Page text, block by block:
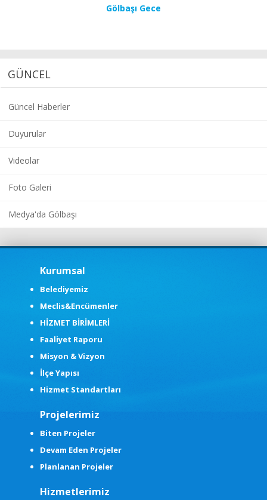
Gölbaşı Gece
GÜNCEL
Güncel Haberler
Duyurular
Videolar
Foto Galeri
Medya'da Gölbaşı
Kurumsal
Belediyemiz
Meclis&Encümenler
HİZMET BİRİMLERİ
Faaliyet Raporu
Misyon & Vizyon
İlçe Yapısı
Hizmet Standartları
Projelerimiz
Biten Projeler
Devam Eden Projeler
Planlanan Projeler
Hizmetlerimiz